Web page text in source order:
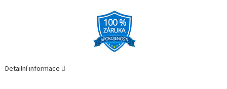
Detailní informace